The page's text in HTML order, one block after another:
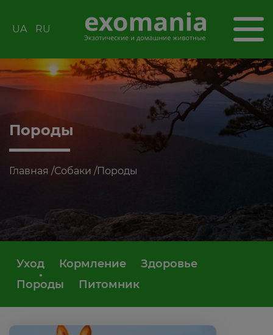
UA RU
Породы
Главная /Собаки /Породы
Уход Кормление
Здоровье
Породы
Питомник